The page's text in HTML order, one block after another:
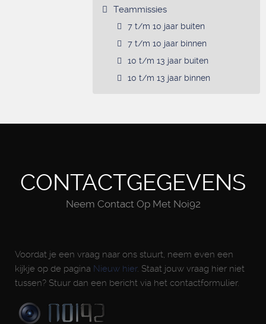
Teammissies
7 t/m 10 jaar buiten
7 t/m 10 jaar binnen
10 t/m 13 jaar buiten
10 t/m 13 jaar binnen
CONTACTGEGEVENS
Neem Contact Op Met Noi92
Voordat je een vraag naar ons stuurt, neem even een
kijkje op de pagina Nieuw hier. Staat jouw vraag hier niet
tussen? Stuur dan een bericht via het contactformulier.